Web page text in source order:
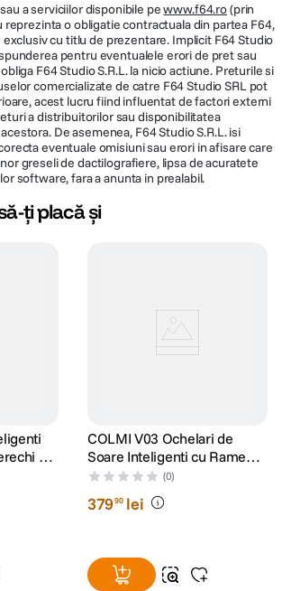
Difuzoare stereo open-ear directionale
Reducere zgomot pentru apeluri clare
Bluetooth
Android 4.4 si versiuni mai noi; iOS 8.0 si
versiuni mai noi; Harmony OS
2x Baterie litiu-polimer 100 mAh
a serviciilor disponibile pewww.f64.ro(prin
reprezinta o obligatie contractuala din partea F64,
cu titlu de prezentare. Implicit F64 Studio
pentru eventualele erori de pret sau
F64 Studio S.R.L. la nicio actiune. Preturile si
comercializate de catre F64 Studio SRL pot
acest lucru fiind influentat de factori externi
a distribuitorilor sau disponibilitatea
De asemenea, F64 Studio S.R.L. isi
eventuale omisiuni sau erori in afisare care
greseli de dactilografiere, lipsa de acuratete
software, fara a anunta in prealabil.
ți placă și
de
COLMI V03 Ochelari de
Soare Inteligenti cu Rame
Rotunde
(0)
37990 lei